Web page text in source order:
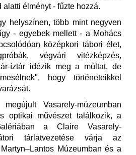
élményt - fűzte hozzá.
helyszínen, több mint negyven
- egyebek mellett - a Mohács
középkori tábori élet,
végvári vitézképzés,
íztár idézik meg a múltat, de
hogy történeteikkel
Vasarely-múzeumban
optikai művészet találkozik, a
a Claire Vasarely-
tárlatvezetése várja az
Múzeumban és a